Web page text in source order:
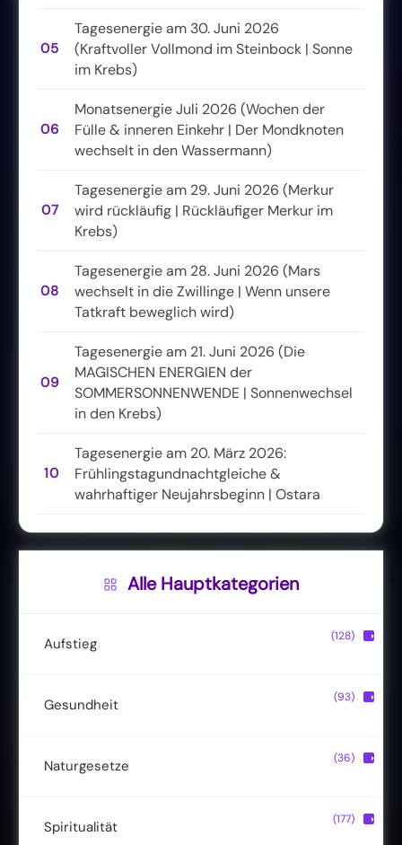
05
Tagesenergie am 30. Juni 2026
(Kraftvoller Vollmond im Steinbock | Sonne
im Krebs)
06
Monatsenergie Juli 2026 (Wochen der
Fülle & inneren Einkehr | Der Mondknoten
wechselt in den Wassermann)
07
Tagesenergie am 29. Juni 2026 (Merkur
wird rückläufig | Rückläufiger Merkur im
Krebs)
08
Tagesenergie am 28. Juni 2026 (Mars
wechselt in die Zwillinge | Wenn unsere
Tatkraft beweglich wird)
09
Tagesenergie am 21. Juni 2026 (Die
MAGISCHEN ENERGIEN der
SOMMERSONNENWENDE | Sonnenwechsel
in den Krebs)
10
Tagesenergie am 20. März 2026:
Frühlingstagundnachtgleiche &
wahrhaftiger Neujahrsbeginn | Ostara
Alle Hauptkategorien
Aufstieg
Christusbewusstsein (20)
(11)
(22)
(128) ▶
Gesundheit
(13)
(24)
(93) ▶
Naturgesetze
Hermetik (15)
(36) ▶
Spiritualität (177) ▶